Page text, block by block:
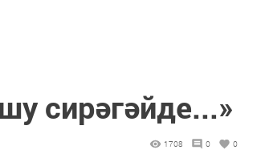
сирәгәйде...»
1708 0 0